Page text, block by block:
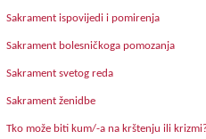
Sakrament ispovijedi i pomirenja
Sakrament bolesničkoga pomozanja
Sakrament svetog reda
Sakrament ženidbe
Tko može biti kum/-a na krštenju ili